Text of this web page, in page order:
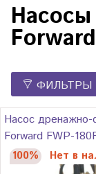
Forward
ФИЛЬТРЫ
Насос
Forward FWP-
100% Нет в